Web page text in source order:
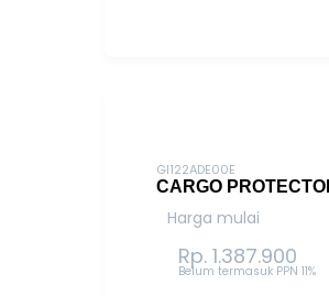
GI122ADE00E
CARGO
Harga mulai
Rp. 1.387.900
Belum termasuk PPN 11%